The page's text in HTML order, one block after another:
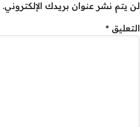
لن يتم نشر عنوان بريدك الإلكتروني.
التعليق *